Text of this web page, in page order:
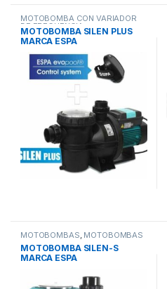
MOTOBOMBA CON VARIADOR
DE FRECUENCIA ,
MOTOBOMBAS, PISCINAS
MOTOBOMBA SILEN PLUS
MARCA ESPA
MOTOBOMBAS, MOTOBOMBAS
RECIRCULADORAS ,PISCINAS
MOTOBOMBA SILEN-S
MARCA ESPA